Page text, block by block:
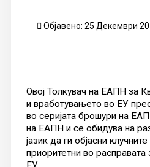
Објавено: 25 Декември
Овој Толкувач на ЕАПН за
и вработувањето во ЕУ
во серијата брошури на
на ЕАПН и се обидува на
јазик да ги објасни
приоритетни во расправата